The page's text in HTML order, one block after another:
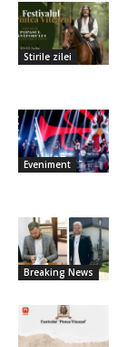
Stirile zilei
Eveniment
Breaking News